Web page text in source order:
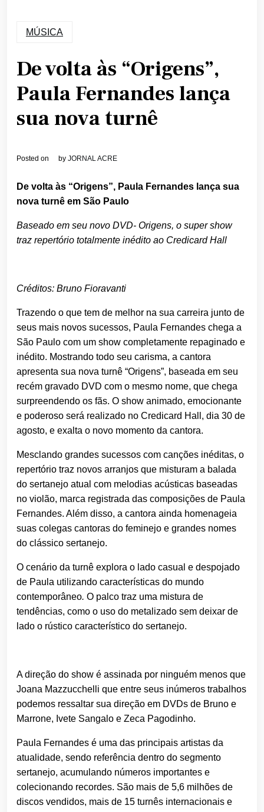
MÚSICA
De volta às “Origens”,
Paula Fernandes lança
sua nova turnê
Posted on by JORNAL ACRE
De volta às “Origens”, Paula Fernandes lança sua
nova turnê em São Paulo
Baseado em seu novo DVD- Origens, o super show
traz repertório totalmente inédito ao Credicard Hall
Créditos: Bruno Fioravanti
Trazendo o que tem de melhor na sua carreira junto de
seus mais novos sucessos, Paula Fernandes chega a
São Paulo com um show completamente repaginado e
inédito. Mostrando todo seu carisma, a cantora
apresenta sua nova turnê “Origens”, baseada em seu
recém gravado DVD com o mesmo nome, que chega
surpreendendo os fãs. O show animado, emocionante
e poderoso será realizado no Credicard Hall, dia 30 de
agosto, e exalta o novo momento da cantora.
Mesclando grandes sucessos com canções inéditas, o
repertório traz novos arranjos que misturam a balada
do sertanejo atual com melodias acústicas baseadas
no violão, marca registrada das composições de Paula
Fernandes. Além disso, a cantora ainda homenageia
suas colegas cantoras do feminejo e grandes nomes
do clássico sertanejo.
O cenário da turnê explora o lado casual e despojado
de Paula utilizando características do mundo
contemporâneo. O palco traz uma mistura de
tendências, como o uso do metalizado sem deixar de
lado o rústico característico do sertanejo.
A direção do show é assinada por ninguém menos que
Joana Mazzucchelli que entre seus inúmeros trabalhos
podemos ressaltar sua direção em DVDs de Bruno e
Marrone, Ivete Sangalo e Zeca Pagodinho.
Paula Fernandes é uma das principais artistas da
atualidade, sendo referência dentro do segmento
sertanejo, acumulando números importantes e
colecionando recordes. São mais de 5,6 milhões de
discos vendidos, mais de 15 turnês internacionais e